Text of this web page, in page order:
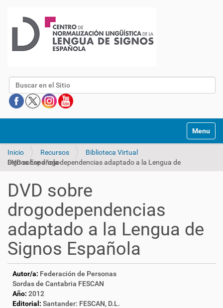
Buscar
Mostrar/
Inicio Recursos
Biblioteca Virtual
DVD sobre drogodependencias adaptado a la Lengua de Signos Española
DVD sobre
drogodependencias
adaptado a la Lengua de
Signos Española
Autor/a: Federación de Personas
Sordas de Cantabria FESCAN
Año: 2012
Editorial: Santander: FESCAN, D.L.